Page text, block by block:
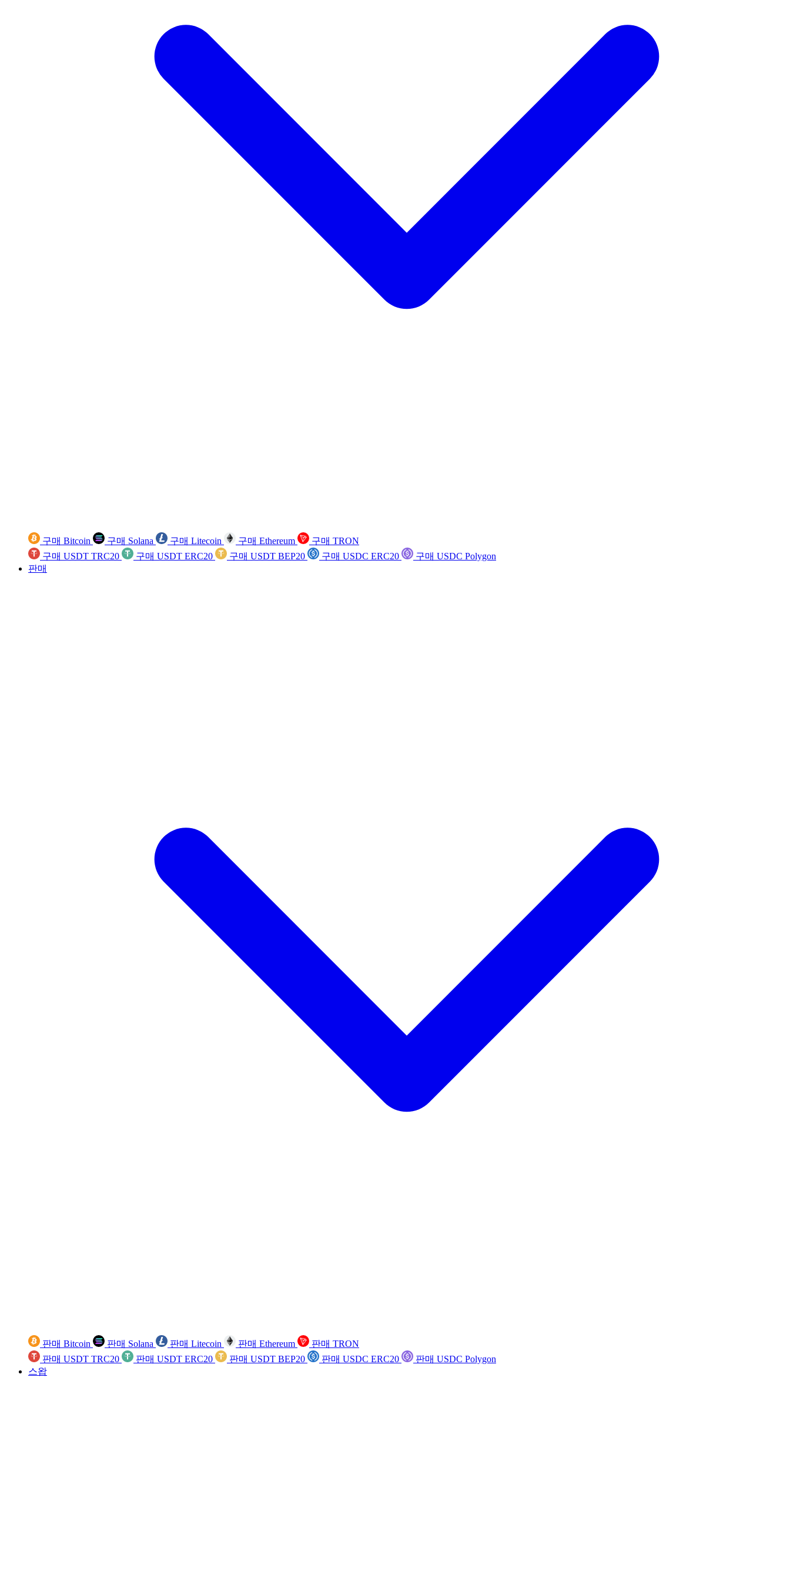
구매 Bitcoin 구매 Solana 구매 Litecoin 구매 Ethereum
구매 TRON
구매 USDT TRC20
구매 USDT ERC20 구매 USDT BEP20 구매 USDC ERC20
구매 USDC Polygon
판매
판매 Bitcoin 판매 Solana 판매 Litecoin 판매 Ethereum
판매 TRON
판매 USDT TRC20
판매 USDT ERC20 판매 USDT BEP20 판매 USDC ERC20
판매 USDC Polygon
스왑